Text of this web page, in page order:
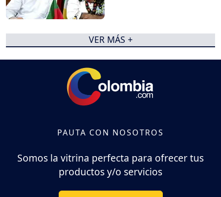
VER MÁS +
PAUTA CON NOSOTROS
Somos la vitrina perfecta para ofrecer tus
productos y/o servicios